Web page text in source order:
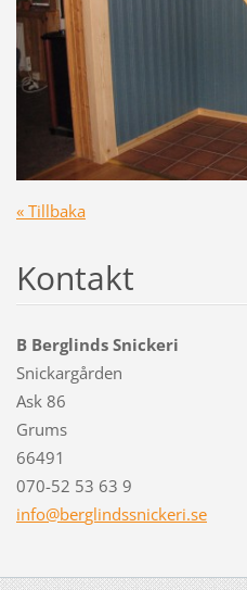
« Tillbaka
Kontakt
B Berglinds Snickeri
Snickargården
Ask 86
Grums
66491
070-52 53 63 9
info@berglindssnickeri.se